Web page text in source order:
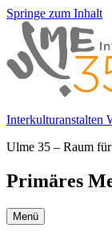
Springe zum Inhalt
Interkulturanstalten
Ulme 35 – Raum
Primäres
Menü